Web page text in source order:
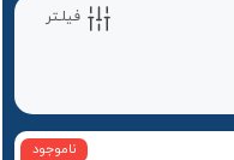
فیلـتر
ناموجود